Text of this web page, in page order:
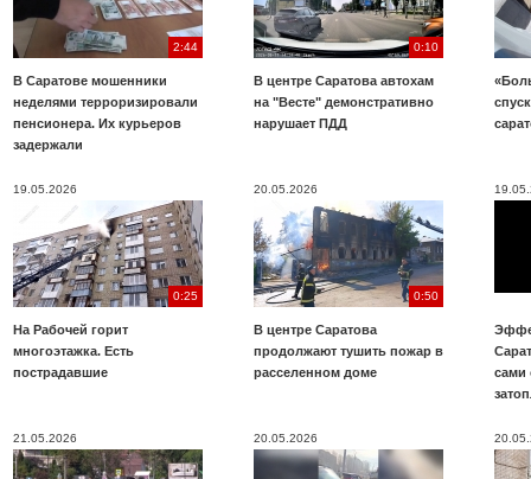
2:44
В Саратове мошенники
неделями терроризировали
пенсионера. Их курьеров
задержали
0:10
В центре Саратова автохам
на "Весте" демонстративно
нарушает ПДД
19.05.2026
0:25
На Рабочей горит
многоэтажка. Есть
пострадавшие
20.05.2026
0:50
В центре Саратова
продолжают тушить пожар в
расселенном доме
сами
21.05.2026 20.05.2026